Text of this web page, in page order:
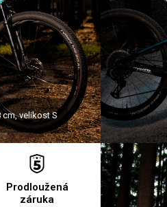
cm, velikost S
Prodloužená
záruka